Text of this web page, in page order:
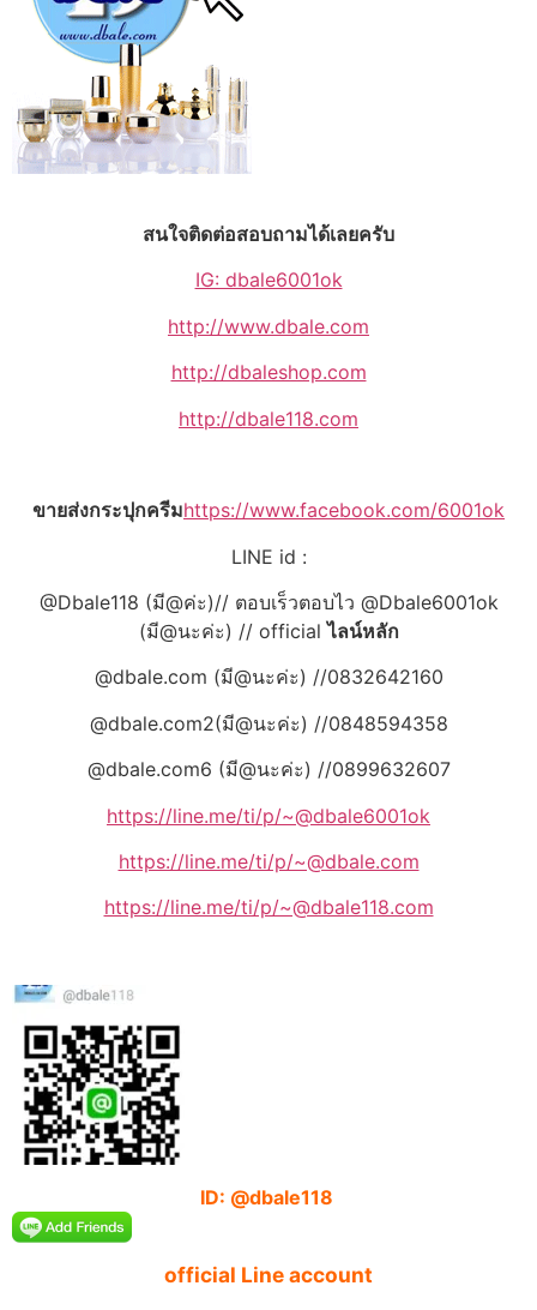
สนใจติดต่อสอบถามได้เลยครับ
IG: dbale6001ok
http://www.dbale.com
http://dbaleshop.com
http://dbale118.com
ขายส่งกระปุกครีมhttps://www.facebook.com/6001ok
LINE id :
@Dbale118 (มี@ค่ะ)// ตอบเร็วตอบไว @Dbale6001ok
(มี@นะค่ะ) // officialไลน์หลัก
@dbale.com (มี@นะค่ะ) //0832642160
@dbale.com2(มี@นะค่ะ) //0848594358
@dbale.com6 (มี@นะค่ะ) //0899632607
https://line.me/ti/p/~@dbale6001ok
https://line.me/ti/p/~@dbale.com
https://line.me/ti/p/~@dbale118.com
ID: @dbale118
official Line account